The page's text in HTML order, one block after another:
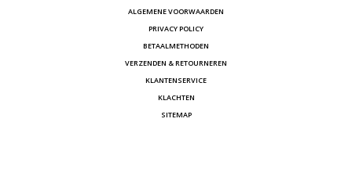
ALGEMENE VOORWAARDEN
PRIVACY POLICY
BETAALMETHODEN
VERZENDEN & RETOURNEREN
KLANTENSERVICE
KLACHTEN
SITEMAP